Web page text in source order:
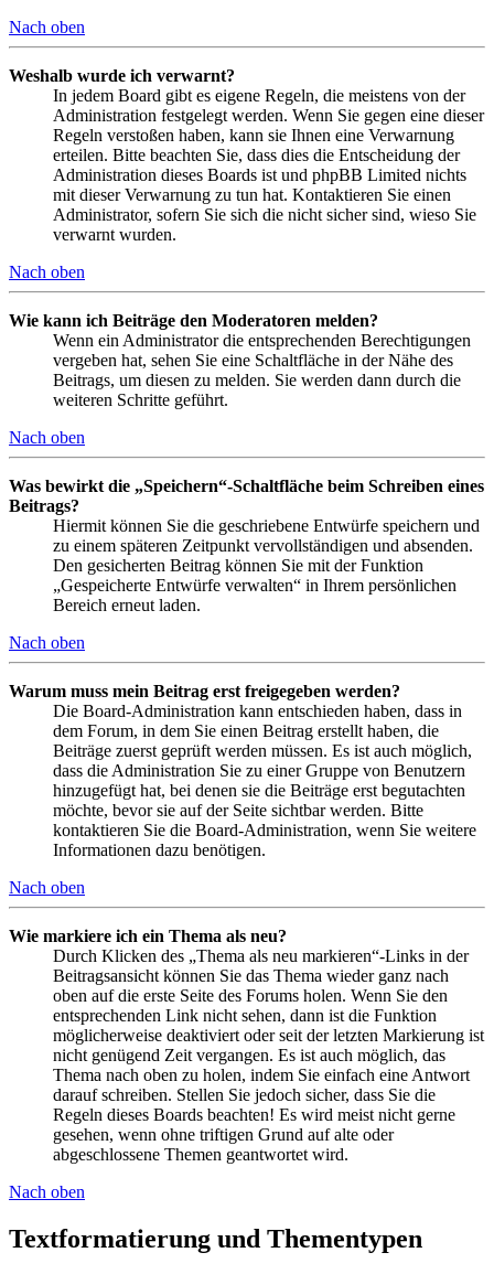
Nach oben
Weshalb wurde ich verwarnt?
In jedem Board gibt es eigene Regeln, die meistens von der
Administration festgelegt werden. Wenn Sie gegen eine dieser
Regeln verstoßen haben, kann sie Ihnen eine Verwarnung
erteilen. Bitte beachten Sie, dass dies die Entscheidung der
Administration dieses Boards ist und phpBB Limited nichts
mit dieser Verwarnung zu tun hat. Kontaktieren Sie einen
Administrator, sofern Sie sich die nicht sicher sind, wieso Sie
verwarnt wurden.
Nach oben
Wie kann ich Beiträge den Moderatoren melden?
Wenn ein Administrator die entsprechenden Berechtigungen
vergeben hat, sehen Sie eine Schaltfläche in der Nähe des
Beitrags, um diesen zu melden. Sie werden dann durch die
weiteren Schritte geführt.
Nach oben
Was bewirkt die „Speichern“-Schaltfläche beim Schreiben eines
Beitrags?
Hiermit können Sie die geschriebene Entwürfe speichern und
zu einem späteren Zeitpunkt vervollständigen und absenden.
Den gesicherten Beitrag können Sie mit der Funktion
„Gespeicherte Entwürfe verwalten“ in Ihrem persönlichen
Bereich erneut laden.
Nach oben
Warum muss mein Beitrag erst freigegeben werden?
Die Board-Administration kann entschieden haben, dass in
dem Forum, in dem Sie einen Beitrag erstellt haben, die
Beiträge zuerst geprüft werden müssen. Es ist auch möglich,
dass die Administration Sie zu einer Gruppe von Benutzern
hinzugefügt hat, bei denen sie die Beiträge erst begutachten
möchte, bevor sie auf der Seite sichtbar werden. Bitte
kontaktieren Sie die Board-Administration, wenn Sie weitere
Informationen dazu benötigen.
Nach oben
Wie markiere ich ein Thema als neu?
Durch Klicken des „Thema als neu markieren“-Links in der
Beitragsansicht können Sie das Thema wieder ganz nach
oben auf die erste Seite des Forums holen. Wenn Sie den
entsprechenden Link nicht sehen, dann ist die Funktion
möglicherweise deaktiviert oder seit der letzten Markierung ist
nicht genügend Zeit vergangen. Es ist auch möglich, das
Thema nach oben zu holen, indem Sie einfach eine Antwort
darauf schreiben. Stellen Sie jedoch sicher, dass Sie die
Regeln dieses Boards beachten! Es wird meist nicht gerne
gesehen, wenn ohne triftigen Grund auf alte oder
abgeschlossene Themen geantwortet wird.
Nach oben
Textformatierung und Thementypen